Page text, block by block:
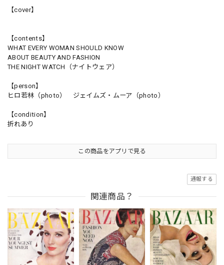
【cover】
【contents】
WHAT EVERY WOMAN SHOULD KNOW
ABOUT BEAUTY AND FASHION
THE NIGHT WATCH（ナイトウェア）
【person】
ヒロ若林（photo） ジェイムズ・ムーア（photo）
【condition】
折れあり
この商品をアプリで見る
通報する
関連商品？